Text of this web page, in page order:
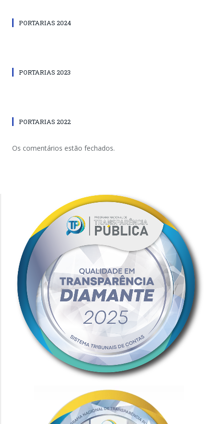
PORTARIAS 2024
PORTARIAS 2023
PORTARIAS 2022
Os comentários estão fechados.